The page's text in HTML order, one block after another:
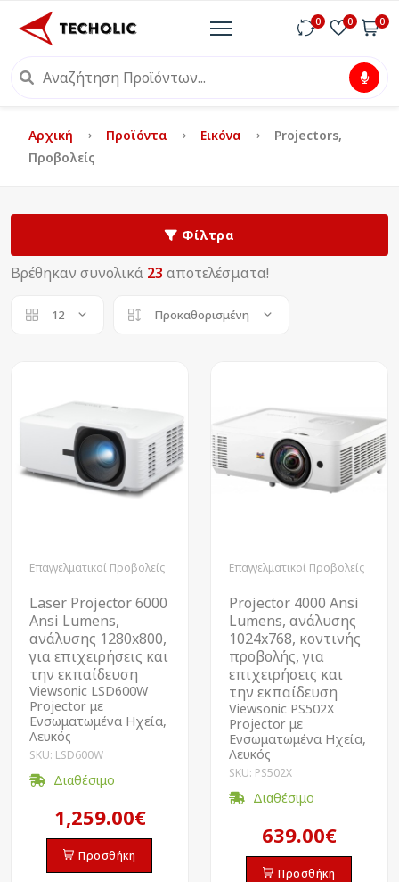
0 0 0
Αρχική Προϊόντα Εικόνα
Projectors,
Προβολείς
Φίλτρα
Βρέθηκαν συνολικά 23 αποτελέσματα!
12 Προκαθορισμένη
Επαγγελματικοί Προβολείς
Laser Projector 6000
Ansi Lumens,
ανάλυσης 1280x800,
για επιχειρήσεις και
την εκπαίδευση
Viewsonic LSD600W
Projector με
Ενσωματωμένα Ηχεία,
Λευκός
SKU: LSD600W
Διαθέσιμο
1,259.00€
Προσθήκη
Επαγγελματικοί Προβολείς
Projector 4000 Ansi
Lumens, ανάλυσης
1024x768, κοντινής
προβολής, για
επιχειρήσεις και
την εκπαίδευση
Viewsonic PS502X
Projector με
Ενσωματωμένα Ηχεία,
Λευκός
SKU: PS502X
Διαθέσιμο
639.00€
Προσθήκη